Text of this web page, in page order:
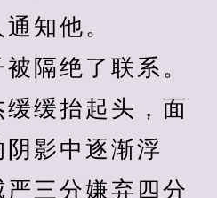
知他。
绝了联系。
缓抬起头，面
影中逐渐浮
三分嫌弃四分